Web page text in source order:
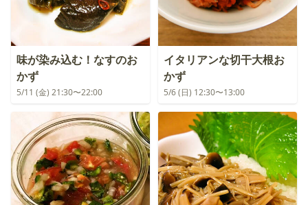
味が染み込む！なすのお
かず
5/11 (金) 21:30〜22:00
イタリアンな切干大根お
かず
5/6 (日) 12:30〜13:00